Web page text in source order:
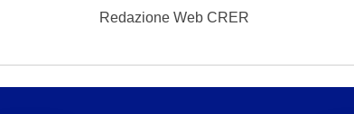
Redazione Web CRER